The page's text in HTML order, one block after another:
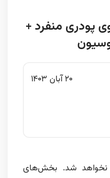
پودری منفرد +
۲۰ آبان ۱۴۰۳
شد. بخش‌های